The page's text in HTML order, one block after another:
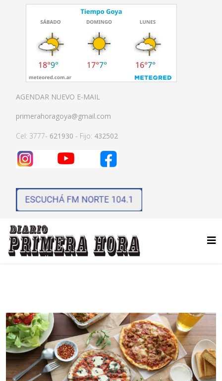
AGENDAR NUEVO E-MAIL
primerahoragoya@gmail.com
Cel: 3777- 621930 - Fijo: 432502